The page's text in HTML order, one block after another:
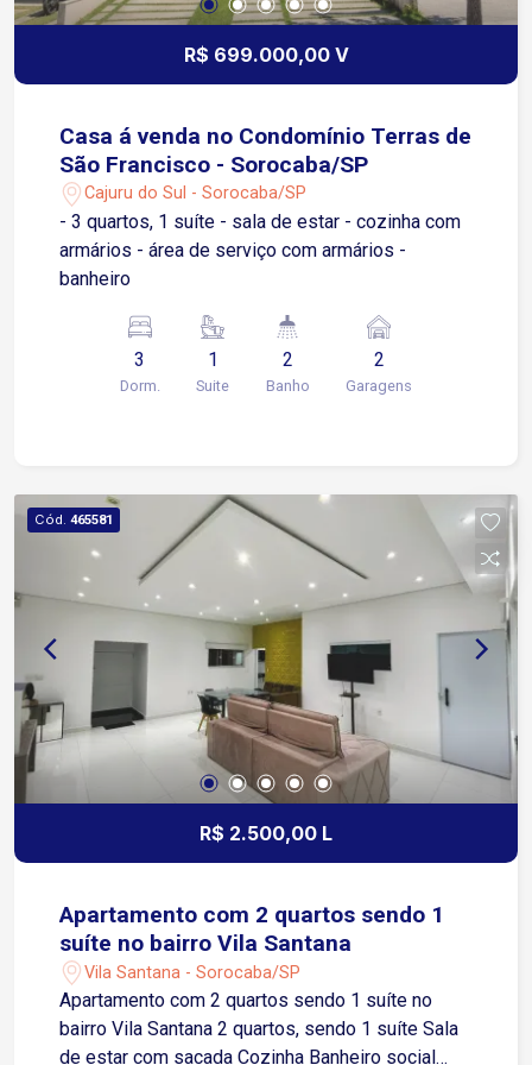
R$ 699.000,00 V
Casa á venda no Condomínio Terras de
São Francisco - Sorocaba/SP
Cajuru do Sul - Sorocaba/SP
- 3 quartos, 1 suíte - sala de estar - cozinha com
armários - área de serviço com armários -
banheiro
3
Dorm.
1
Suite
2
Banho
2
Garagens
Cód. 465581
R$ 2.500,00 L
Apartamento com 2 quartos sendo 1
suíte no bairro Vila Santana
Vila Santana - Sorocaba/SP
Apartamento com 2 quartos sendo 1 suíte no
bairro Vila Santana 2 quartos, sendo 1 suíte Sala
de estar com sacada Cozinha Banheiro social